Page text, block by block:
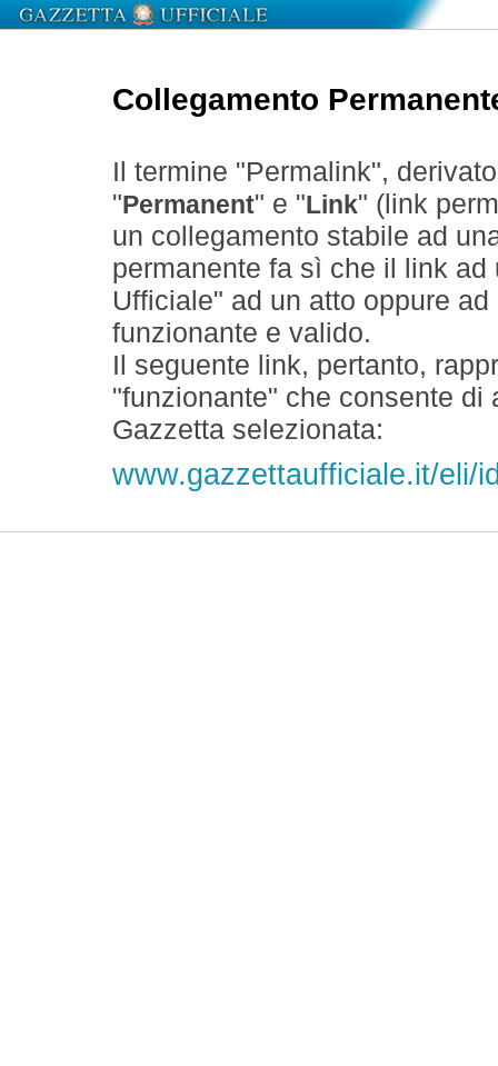
Collegamento
Il termine "Permalink",
" Permanent" e " Link" (link
un collegamento stabile ad
permanente fa sì che il link
Ufficiale" ad un atto oppure
funzionante e valido.
Il seguente link, pertanto,
"funzionante" che consente
Gazzetta selezionata:
www.gazzettaufficiale.it/eli/